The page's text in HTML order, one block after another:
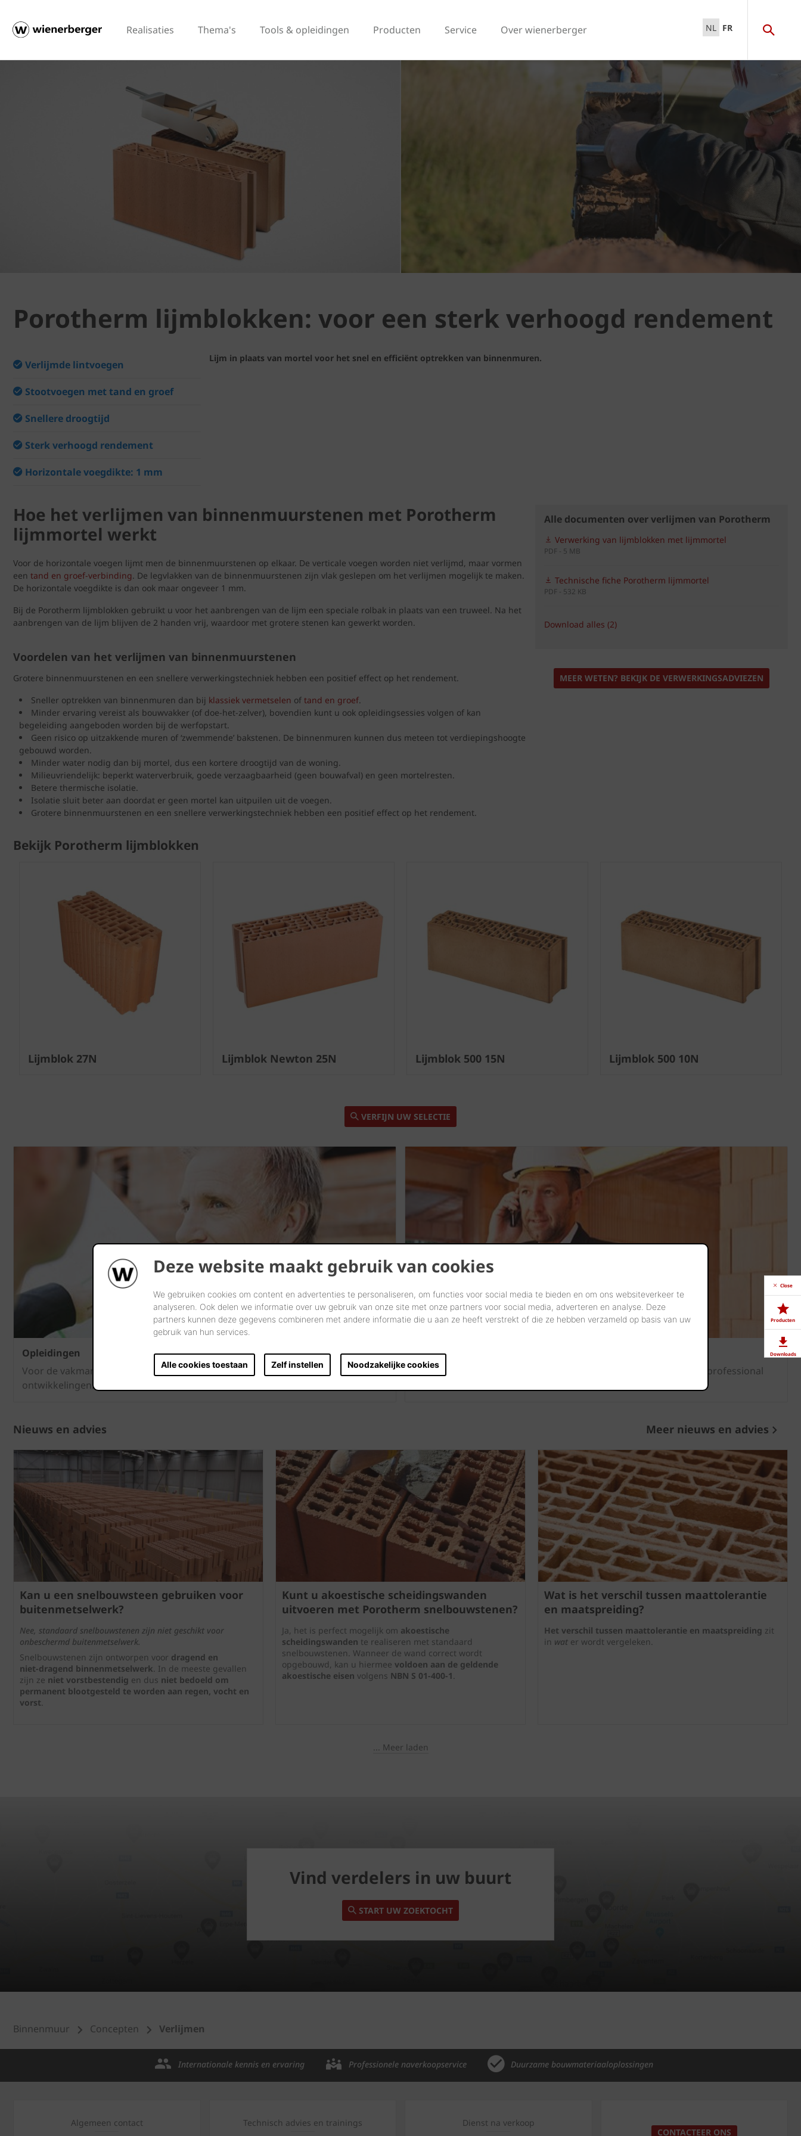
Deze website maakt gebruik van cookies
We gebruiken cookies om content en advertenties te personaliseren, om functies voor social media te bieden en om ons websiteverkeer te
analyseren. Ook delen we informatie over uw gebruik van onze site met onze partners voor social media, adverteren en analyse. Deze
partners kunnen deze gegevens combineren met andere informatie die u aan ze heeft verstrekt of die ze hebben verzameld op basis van uw
gebruik van hun services.
Alle cookies toestaan Zelf instellen Noodzakelijke cookies
Realisaties Thema's Tools & opleidingen Producten Service Over wienerberger NL FR
Porotherm lijmblokken: voor een sterk verhoogd rendement
Verlijmde lintvoegen
Stootvoegen met tand en groef
Snellere droogtijd
Sterk verhoogd rendement
Horizontale voegdikte: 1 mm
Lijm in plaats van mortel voor het snel en efficiënt optrekken van binnenmuren.
Hoe het verlijmen van binnenmuurstenen met Porotherm
lijmmortel werkt
Voor de horizontale voegen lijmt men de binnenmuurstenen op elkaar. De verticale voegen worden niet verlijmd, maar vormen
een tand en groef-verbinding. De legvlakken van de binnenmuurstenen zijn vlak geslepen om het verlijmen mogelijk te maken.
De horizontale voegdikte is dan ook maar ongeveer 1 mm.
Bij de Porotherm lijmblokken gebruikt u voor het aanbrengen van de lijm een speciale rolbak in plaats van een truweel. Na het
aanbrengen van de lijm blijven de 2 handen vrij, waardoor met grotere stenen kan gewerkt worden.
Voordelen van het verlijmen van binnenmuurstenen
Grotere binnenmuurstenen en een snellere verwerkingstechniek hebben een positief effect op het rendement.
Sneller optrekken van binnenmuren dan bij klassiek vermetselen of tand en groef.
Minder ervaring vereist als bouwvakker (of doe-het-zelver), bovendien kunt u ook opleidingsessies volgen of kan
begeleiding aangeboden worden bij de werfopstart.
Geen risico op uitzakkende muren of ‘zwemmende’ bakstenen. De binnenmuren kunnen dus meteen tot verdiepingshoogte
gebouwd worden.
Minder water nodig dan bij mortel, dus een kortere droogtijd van de woning.
Milieuvriendelijk: beperkt waterverbruik, goede verzaagbaarheid (geen bouwafval) en geen mortelresten.
Betere thermische isolatie.
Isolatie sluit beter aan doordat er geen mortel kan uitpuilen uit de voegen.
Grotere binnenmuurstenen en een snellere verwerkingstechniek hebben een positief effect op het rendement.
Alle documenten over verlijmen van Porotherm
Verwerking van lijmblokken met lijmmortel
PDF - 5 MB
Technische fiche Porotherm lijmmortel
PDF - 532 KB
Download alles (2)
MEER WETEN? BEKIJK DE VERWERKINGSADVIEZEN
Bekijk Porotherm lijmblokken
Lijmblok 27N Lijmblok Newton 25N Lijmblok 500 15N Lijmblok 500 10N
VERFIJN UW SELECTIE
Opleidingen
Voor de vakman en -vrouw: leer de meest recente technieken en nieuwste
ontwikkelingen.
Nog meer info?
Extra documenten, folders en brochures kunt u als particulier of professional
Nieuws en advies Meer nieuws en advies
Kan u een snelbouwsteen gebruiken voor
buitenmetselwerk?
Nee, standaard snelbouwstenen zijn niet geschikt voor
onbeschermd buitenmetselwerk.
Snelbouwstenen zijn ontworpen voor dragend en
niet‑dragend binnenmetselwerk. In de meeste gevallen
zijn ze niet vorstbestendig en dus niet bedoeld om
permanent blootgesteld te worden aan regen, vocht en
vorst.
Kunt u akoestische scheidingswanden
uitvoeren met Porotherm snelbouwstenen?
Ja, het is perfect mogelijk om akoestische
scheidingswanden te realiseren met standaard
snelbouwstenen. Wanneer de wand correct wordt
opgebouwd, kan u hiermee voldoen aan de geldende
akoestische eisen volgens NBN S 01-400-1.
Wat is het verschil tussen maattolerantie
en maatspreiding?
Het verschil tussen maattolerantie en maatspreiding zit
in wat er wordt vergeleken.
... Meer laden
Vind verdelers in uw buurt
START UW ZOEKTOCHT
Close
Producten
Downloads
Binnenmuur Concepten Verlijmen
Internationale kennis en ervaring Professionele naverkoopservice Duurzame bouwmateriaaloplossingen
Algemeen contact Technisch advies en trainings Dienst na verkoop
CONTACTEER ONS